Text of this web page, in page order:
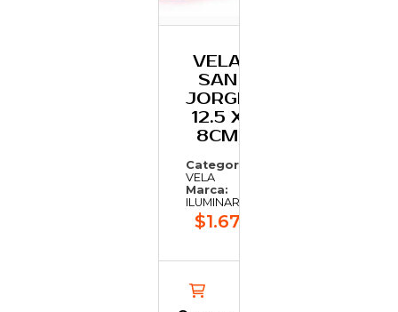
VELA
SAN
JORGE
12.5 X
8CM
Categoría:
VELA
Marca:
ILUMINARTE
$1.679,53